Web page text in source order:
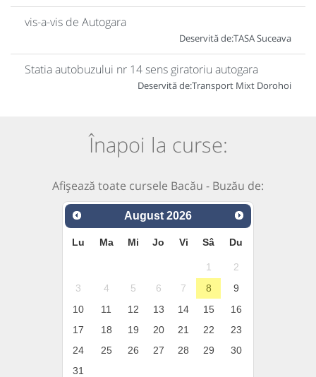
vis-a-vis de Autogara
Deservită de:TASA Suceava
Statia autobuzului nr 14 sens giratoriu autogara
Deservită de:Transport Mixt Dorohoi
Înapoi la curse:
Afișează toate cursele Bacău - Buzău de:
August 2026
Lu Ma Mi Jo Vi Sâ Du
1
2
3
4 5 6 7 8
9
10
11 12 13 14 15
16
17
18 19 20 21 22
23
24
25 26 27 28 29
30
31